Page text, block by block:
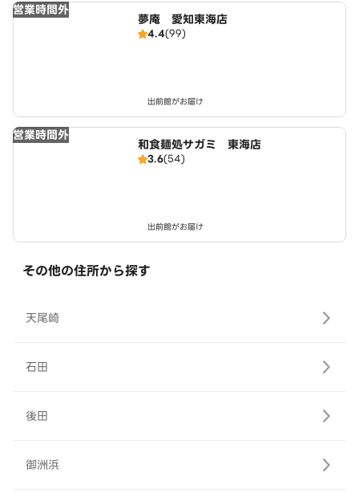
営業時間外
夢庵 愛知東海店
4.4(99)
出前館がお届け
営業時間外
和食麺処サガミ 東海店
3.6(54)
出前館がお届け
その他の住所から探す
天尾崎
石田
後田
御洲浜